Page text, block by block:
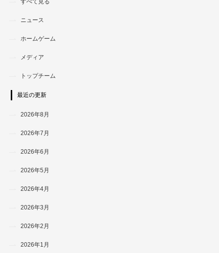
すべて見る
ニュース
ホームゲーム
メディア
トップチーム
最近の更新
2026年8月
2026年7月
2026年6月
2026年5月
2026年4月
2026年3月
2026年2月
2026年1月